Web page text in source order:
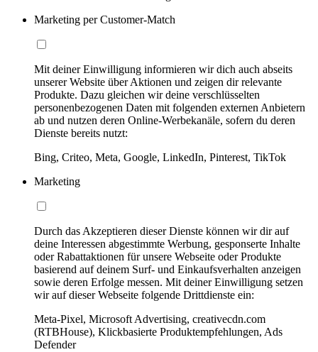
Marketing per Customer-Match
Mit deiner Einwilligung informieren wir dich auch abseits
unserer Website über Aktionen und zeigen dir relevante
Produkte. Dazu gleichen wir deine verschlüsselten
personenbezogenen Daten mit folgenden externen Anbietern
ab und nutzen deren Online-Werbekanäle, sofern du deren
Dienste bereits nutzt:
Bing, Criteo, Meta, Google, LinkedIn, Pinterest, TikTok
Marketing
Durch das Akzeptieren dieser Dienste können wir dir auf
deine Interessen abgestimmte Werbung, gesponserte Inhalte
oder Rabattaktionen für unsere Webseite oder Produkte
basierend auf deinem Surf- und Einkaufsverhalten anzeigen
sowie deren Erfolge messen. Mit deiner Einwilligung setzen
wir auf dieser Webseite folgende Drittdienste ein:
Meta-Pixel, Microsoft Advertising, creativecdn.com
(RTBHouse), Klickbasierte Produktempfehlungen, Ads
Defender